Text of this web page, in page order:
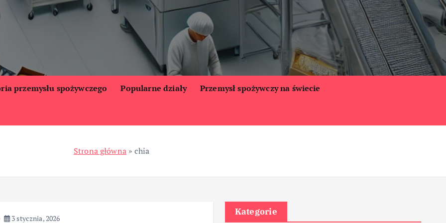
przemysłu spożywczego Popularne działy Przemysł spożywczy na świecie
Strona główna»chia
3 stycznia, 2026
Kategorie